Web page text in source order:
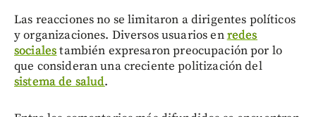
Las reacciones no se limitaron a dirigentes políticos
y organizaciones. Diversos usuarios enredes
socialestambién expresaron preocupación por lo
que consideran una creciente politización del
sistema de salud.